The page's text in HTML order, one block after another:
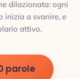
dilazionata: ogni
inizia a svanire, e
attivo.
parole